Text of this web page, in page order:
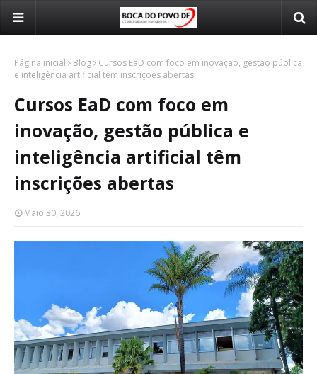
Página inicial Blog
Cursos EaD com foco em inovação, gestão pública
e inteligência artificial têm inscrições abertas
Cursos EaD com foco em
inovação, gestão pública e
inteligência artificial têm
inscrições abertas
Maio 30, 2026